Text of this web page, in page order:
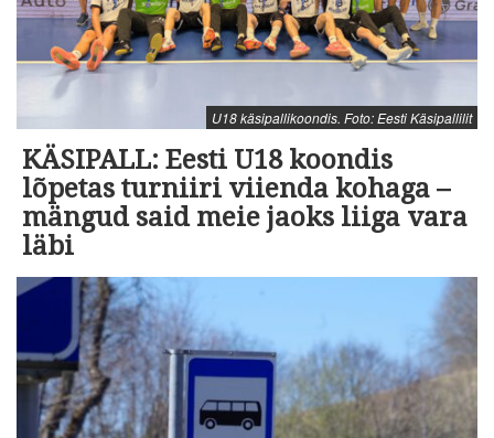
U18 käsipallikoondis. Foto: Eesti Käsipallilit
KÄSIPALL: Eesti U18 koondis
lõpetas turniiri viienda kohaga –
mängud said meie jaoks liiga vara
läbi